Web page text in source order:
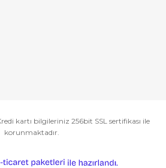
kartı bilgileriniz 256bit SSL sertifikası ile
korunmaktadır.
e-